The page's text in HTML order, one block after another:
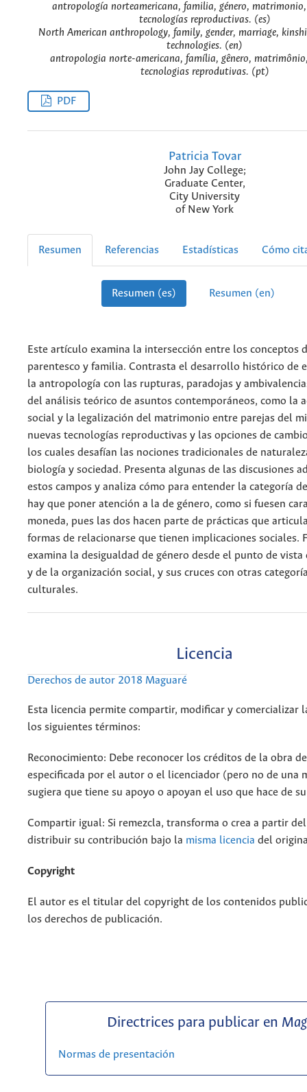
antropología norteamericana, familia, género, matrimonio,
tecnologías reproductivas. (es)
North American anthropology, family, gender, marriage,
technologies. (en)
antropologia norte-americana, família, gênero,
tecnologias reprodutivas. (pt)
PDF
Patricia Tovar
John Jay College;
Graduate Center,
City University
of New York
Resumen Referencias Estadísticas Cómo
Resumen (es) Resumen (en)
Este artículo examina la intersección entre los conceptos
parentesco y familia. Contrasta el desarrollo histórico de
la antropología con las rupturas, paradojas y
del análisis teórico de asuntos contemporáneos, como la
social y la legalización del matrimonio entre parejas del
nuevas tecnologías reproductivas y las opciones de
los cuales desafían las nociones tradicionales de
biología y sociedad. Presenta algunas de las discusiones
estos campos y analiza cómo para entender la categoría
hay que poner atención a la de género, como si fuesen
moneda, pues las dos hacen parte de prácticas que
formas de relacionarse que tienen implicaciones sociales.
examina la desigualdad de género desde el punto de vista
y de la organización social, y sus cruces con otras
culturales.
Licencia
Derechos de autor 2018 Maguaré
Esta licencia permite compartir, modificar y comercializar
los siguientes términos:
Reconocimiento: Debe reconocer los créditos de la obra
especificada por el autor o el licenciador (pero no de una
sugiera que tiene su apoyo o apoyan el uso que hace de
Compartir igual: Si remezcla, transforma o crea a partir
distribuir su contribución bajo la misma licencia del
Copyright
El autor es el titular del copyright de los contenidos
los derechos de publicación.
Directrices para publicar en
Normas de presentación